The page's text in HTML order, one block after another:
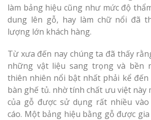
làm bảng hiệu cũng như mức độ
dung lên gỗ, hay làm chữ nổi đã
lượng lớn khách hàng.
Từ xưa đến nay chúng ta đã thấy
những vật liệu sang trọng và bền
thiên nhiên nổi bật nhất phải kể đến
bàn ghế tủ. nhờ tính chất ưu việt này
của gỗ được sử dụng rất nhiều
cáo. Một bảng hiệu bằng gỗ được